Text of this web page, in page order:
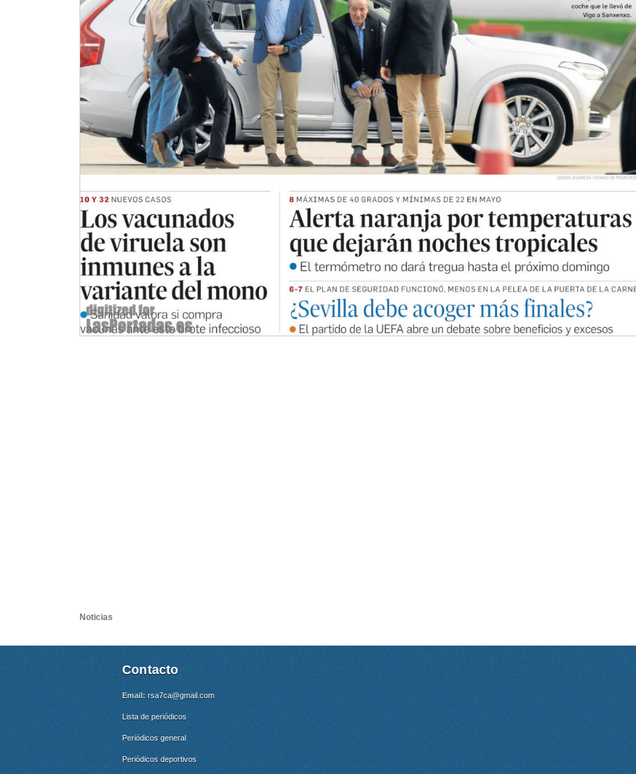
Noticias
Contacto
Email: rsa7ca@gmail.com
Lista de periódicos
Periódicos general
Periódicos deportivos